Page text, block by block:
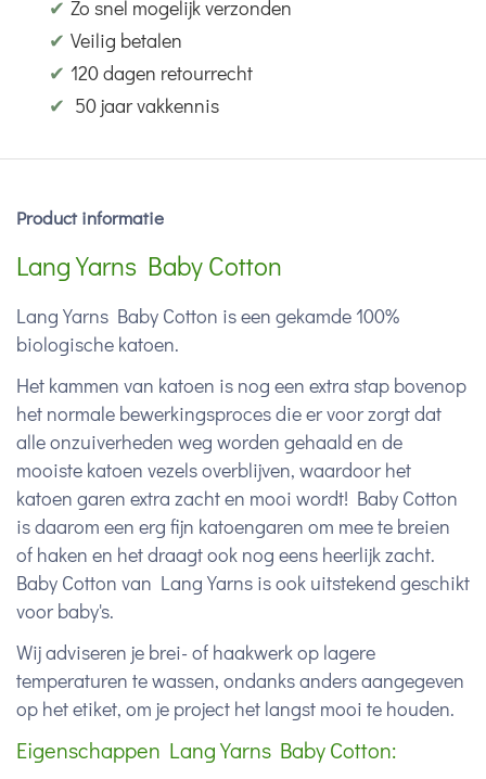
✔ Zo snel mogelijk verzonden
✔ Veilig betalen
✔ 120 dagen retourrecht
✔ 50 jaar vakkennis
Product informatie
Lang Yarns Baby Cotton
Lang Yarns Baby Cotton is een gekamde 100%
biologische katoen.
Het kammen van katoen is nog een extra stap bovenop
het normale bewerkingsproces die er voor zorgt dat
alle onzuiverheden weg worden gehaald en de
mooiste katoen vezels overblijven, waardoor het
katoen garen extra zacht en mooi wordt! Baby Cotton
is daarom een erg fijn katoengaren om mee te breien
of haken en het draagt ook nog eens heerlijk zacht.
Baby Cotton van Lang Yarns is ook uitstekend geschikt
voor baby's.
Wij adviseren je brei- of haakwerk op lagere
temperaturen te wassen, ondanks anders aangegeven
op het etiket, om je project het langst mooi te houden.
Eigenschappen Lang Yarns Baby Cotton: